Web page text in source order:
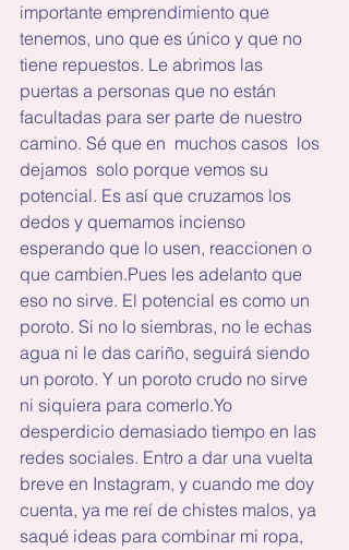
importante emprendimiento que
tenemos, uno que es único y que no
tiene repuestos. Le abrimos las
puertas a personas que no están
facultadas para ser parte de nuestro
camino. Sé que en  muchos casos  los
dejamos  solo porque vemos su
potencial. Es así que cruzamos los
dedos y quemamos incienso
esperando que lo usen, reaccionen o
que cambien.Pues les adelanto que
eso no sirve. El potencial es como un
poroto. Si no lo siembras, no le echas
agua ni le das cariño, seguirá siendo
un poroto. Y un poroto crudo no sirve
ni siquiera para comerlo.Yo
desperdicio demasiado tiempo en las
redes sociales. Entro a dar una vuelta
breve en Instagram, y cuando me doy
cuenta, ya me reí de chistes malos, ya
saqué ideas para combinar mi ropa,